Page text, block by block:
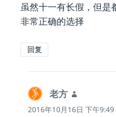
虽然十一有长假，但是
非常正确的选择
回复
老方
道：
2016年10月16日 下午9:49